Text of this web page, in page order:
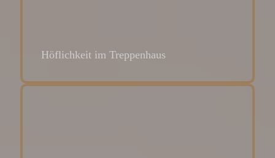
Höflichkeit im Treppenhaus